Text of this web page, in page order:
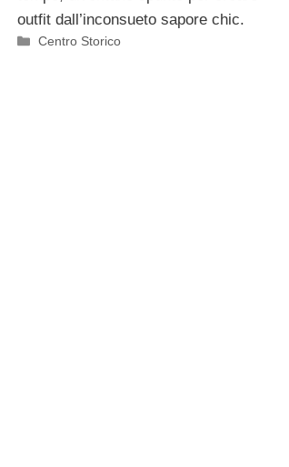
outfit dall’inconsueto sapore chic.
Categorie
Centro Storico